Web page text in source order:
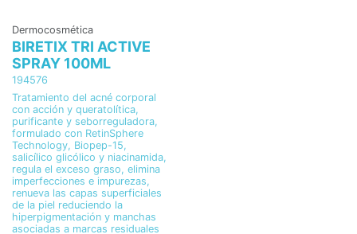
Dermocosmética
BIRETIX TRI ACTIVE
SPRAY 100ML
194576
Tratamiento del acné corporal
con acción y queratolítica,
purificante y seborreguladora,
formulado con RetinSphere
Technology, Biopep-15,
salicílico glicólico y niacinamida,
regula el exceso graso, elimina
imperfecciones e impurezas,
renueva las capas superficiales
de la piel reduciendo la
hiperpigmentación y manchas
asociadas a marcas residuales